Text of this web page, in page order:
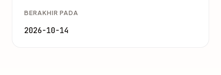
BERAKHIR PADA
2026-10-14